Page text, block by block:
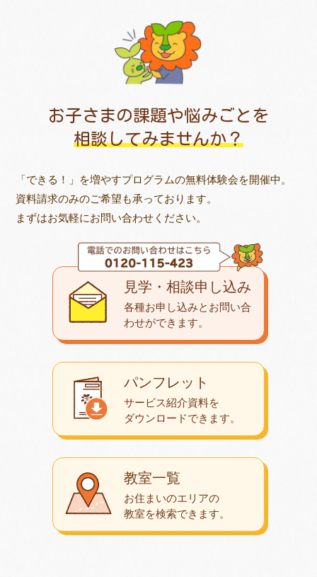
お子さまの課題や悩みごとを
相談してみませんか？
「できる！」を増やすプログラムの無料体験会を開催中。
資料請求のみのご希望も承っております。
まずはお気軽にお問い合わせください。
教室一覧
お住まいのエリアの
教室を検索できます。
パンフレット
サービス紹介資料を
ダウンロードできます。
見学・相談申し込み
各種お申し込みとお問い合
わせができます。